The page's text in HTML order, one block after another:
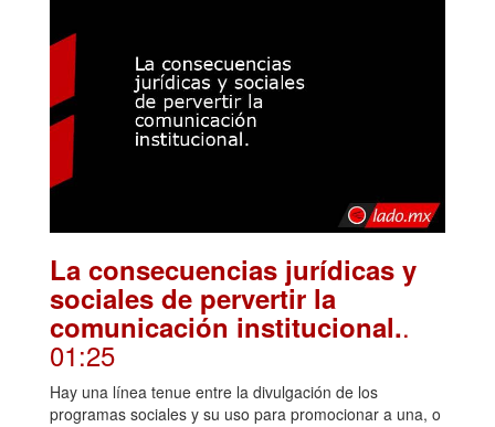
La consecuencias jurídicas y
sociales de pervertir la
comunicación institucional..
01:25
Hay una línea tenue entre la divulgación de los
programas sociales y su uso para promocionar a una, o